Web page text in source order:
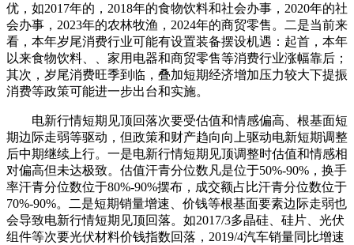
优，如2017年的，2018年的食物饮料和社会办事，2020年的社
会办事，2023年的农林牧渔，2024年的商贸零售。二是当前来
看，本年岁尾消费行业可能有设置装备摆设机遇：起首，本年
以来食物饮料、、家用电器和商贸零售等消费行业涨幅靠后；
其次，岁尾消费旺季到临，叠加短期经济增加压力较大下提振
消费等政策可能进一步出台和实施。
电新行情短期见顶回落次要受估值和情感偏高、根基面短
期边际走弱等驱动，但政策和财产趋向向上驱动电新短期调整
后中期继续上行。一是电新行情短期见顶调整时估值和情感相
对偏高但未达极致。估值汗青分位数凡是位于50%-90%，换手
率汗青分位数位于80%-90%摆布，成交额占比汗青分位数位于
70%-90%。二是短期销量增速、价钱等根基面要素边际走弱也
会导致电新行情短期见顶回落。如2017/3多晶硅、硅片、光伏
组件等次要光伏材料价钱指数回落，2019/4汽车销量同比增速